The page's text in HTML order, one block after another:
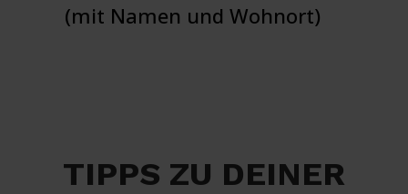
(mit Namen und Wohnort)
TIPPS ZU DEINER